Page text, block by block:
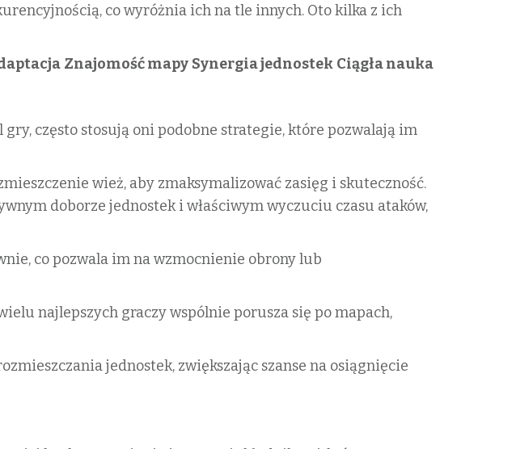
co wyróżnia ich na tle innych. Oto kilka z ich
Znajomość mapy Synergia jednostek Ciągła nauka
często stosują oni podobne strategie, które pozwalają im
wież, aby zmaksymalizować zasięg i skuteczność.
doborze jednostek i właściwym wyczuciu czasu ataków,
co pozwala im na wzmocnienie obrony lub
najlepszych graczy wspólnie porusza się po mapach,
jednostek, zwiększając szanse na osiągnięcie